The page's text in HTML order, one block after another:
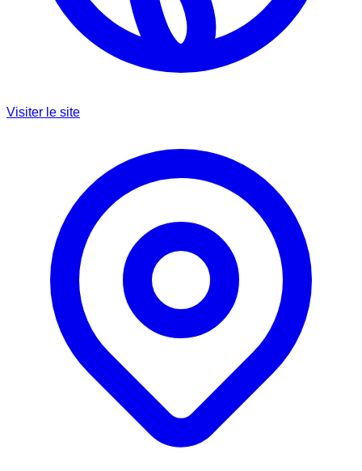
Visiter le site